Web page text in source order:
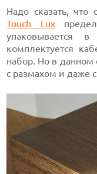
Надо сказать, что
Touch Lux
упаковывается
комплектуется
набор. Но в данном
с размахом и даже